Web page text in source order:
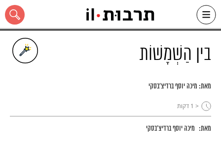
Skip
content
כל האתר
בין הַשְׁמָשׁוֹת
מאת: מיכה יוסף ברדיצ'בסקי
< 1 דקות
מאת: מיכה יוסף ברדיצ'בסקי